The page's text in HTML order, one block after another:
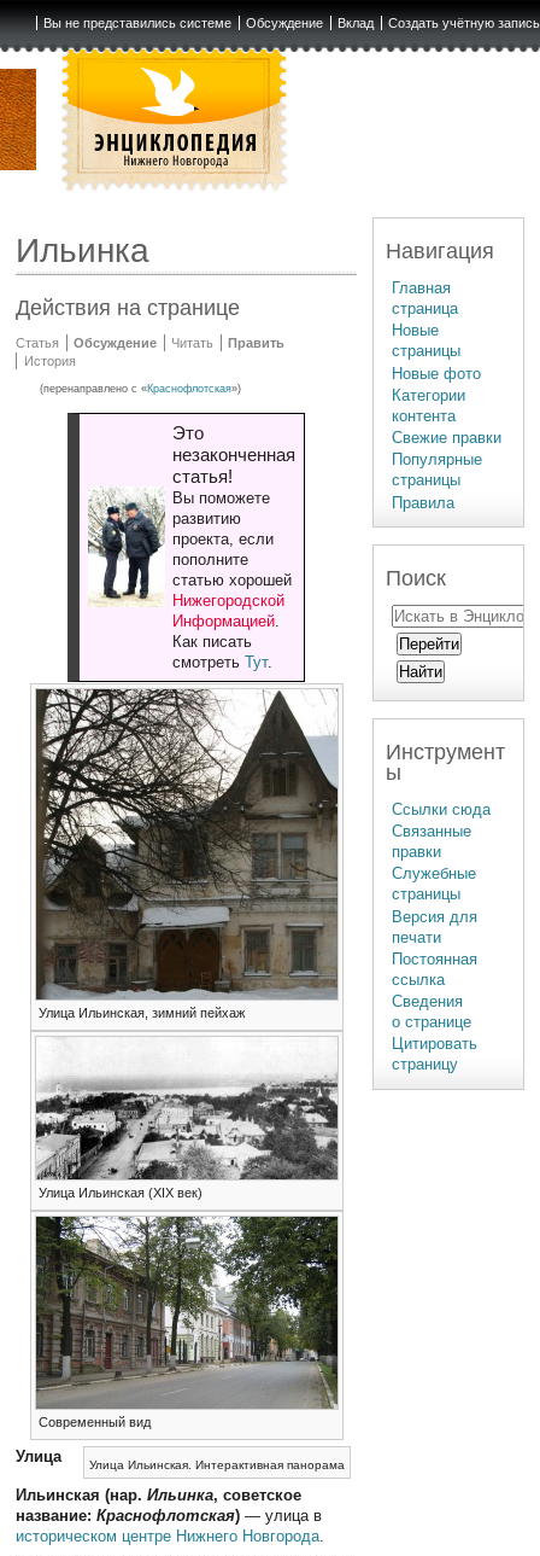
Вы не представились системе Обсуждение Вклад Создать учётную запись
Ильинка
Действия на странице
Статья Обсуждение Читать
Править
История
(перенаправлено с «Краснофлотская»)
Это
незаконченная
статья!
Вы поможете
развитию
проекта, если
пополните
статью хорошей
Нижегородской
Информацией.
Как писать
смотреть Тут.
Улица Ильинская, зимний пейхаж
Улица Ильинская (XIX век)
Современный вид
Улица Ильинская. Интерактивная панорама
Улица
Ильинская (нар.Ильинка, советское
название:Краснофлотская) — улица в
историческом центре Нижнего Новгорода.
Навигация
Главная
страница
Новые
страницы
Новые фото
Категории
контента
Свежие правки
Популярные
страницы
Правила
Поиск
Инструмент
ы
Ссылки сюда
Связанные
правки
Служебные
страницы
Версия для
печати
Постоянная
ссылка
Сведения
о странице
Цитировать
страницу